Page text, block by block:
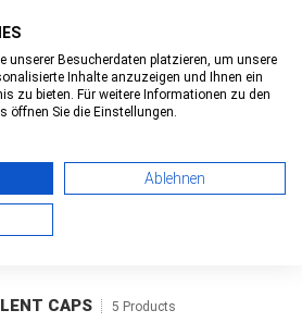
Toggle
0
0
CAPS
CAPS 5 Products
unserer Besucherdaten platzieren, um unsere
Inhalte anzuzeigen und Ihnen ein
zu bieten. Für weitere Informationen zu den
öffnen Sie die Einstellungen.
Ablehnen